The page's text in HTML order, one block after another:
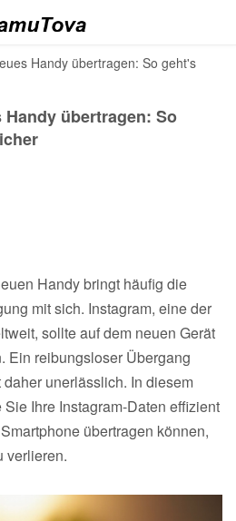
Handy übertragen: So geht's
übertragen: So
Handy bringt häufig die
mit sich. Instagram, eine der
sollte auf dem neuen Gerät
Ein reibungsloser Übergang
unerlässlich. In diesem
Ihre Instagram-Daten effizient
übertragen können,
verlieren.